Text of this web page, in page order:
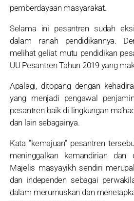
pemberdayaan masyarakat.
Selama ini pesantren sudah
dalam ranah pendidikannya.
melihat geliat mutu pendidikan
UU Pesantren Tahun 2019 yang
Apalagi, ditopang dengan
yang menjadi pengawal
pesantren baik di lingkungan
dan lain sebagainya.
Kata ”kemajuan” pesantren
meninggalkan kemandirian dan
Majelis masyayikh sendiri
dan independen sebagai
dalam merumuskan dan